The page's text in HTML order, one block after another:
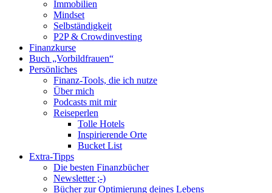
Immobilien
Mindset
Selbständigkeit
P2P & Crowdinvesting
Finanzkurse
Buch „Vorbildfrauen“
Persönliches
Finanz-Tools, die ich nutze
Über mich
Podcasts mit mir
Reiseperlen
Tolle Hotels
Inspirierende Orte
Bucket List
Extra-Tipps
Die besten Finanzbücher
Newsletter ;-)
Bücher zur Optimierung deines Lebens